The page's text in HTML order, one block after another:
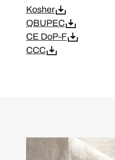
Kosher
QBUPEC
CE DoP-F
CCC